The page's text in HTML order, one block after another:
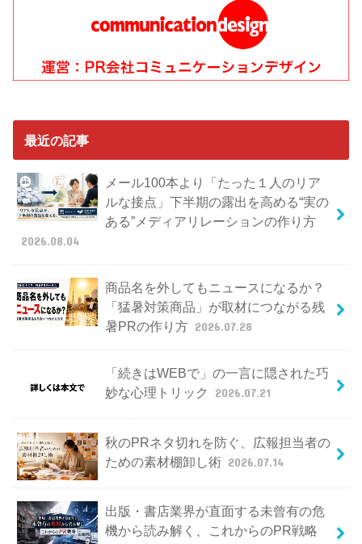
最近の記事
メール100本より「たった１人のリア
ルな接点」下半期の露出を高める“実の
ある”メディアリレーションの作り方
2026.08.04
商品名を外してもニュースになるか？
「猛暑対策商品」が取材につながる残
暑PRの作り方 2026.07.28
「続きはWEBで」の一言に隠された巧
妙な心理トリック
2026.07.21
秋のPRネタ切れを防ぐ、広報担当者の
ための素材棚卸し術 2026.07.14
出版・書店業界が直面する未曾有の危
機から読み解く、これからのPR戦略